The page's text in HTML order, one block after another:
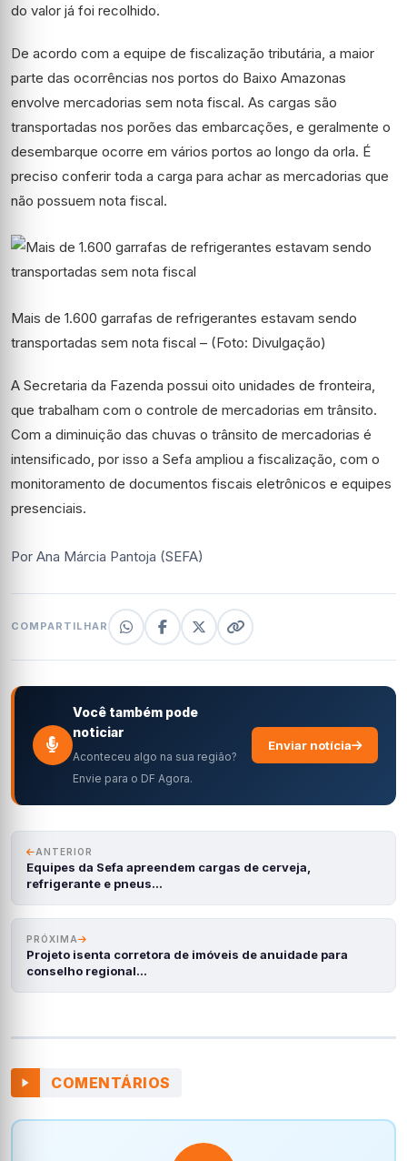
do valor já foi recolhido.
De acordo com a equipe de fiscalização tributária, a maior
parte das ocorrências nos portos do Baixo Amazonas
envolve mercadorias sem nota fiscal. As cargas são
transportadas nos porões das embarcações, e geralmente o
desembarque ocorre em vários portos ao longo da orla. É
preciso conferir toda a carga para achar as mercadorias que
não possuem nota fiscal.
Mais de 1.600 garrafas de refrigerantes estavam sendo
transportadas sem nota fiscal – (Foto: Divulgação)
A Secretaria da Fazenda possui oito unidades de fronteira,
que trabalham com o controle de mercadorias em trânsito.
Com a diminuição das chuvas o trânsito de mercadorias é
intensificado, por isso a Sefa ampliou a fiscalização, com o
monitoramento de documentos fiscais eletrônicos e equipes
presenciais.
Por Ana Márcia Pantoja (SEFA)
COMPARTILHAR
Você também pode
noticiar
Aconteceu algo na sua região?
Envie para o DF Agora.
Enviar notícia
ANTERIOR
Equipes da Sefa apreendem cargas de cerveja,
refrigerante e pneus…
PRÓXIMA
Projeto isenta corretora de imóveis de anuidade para
conselho regional…
COMENTÁRIOS